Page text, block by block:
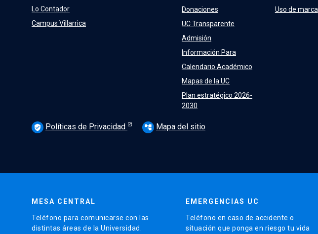
Lo Contador
Campus Villarrica
Donaciones
UC Transparente
Admisión
Información Para
Calendario Académico
Mapas de la UC
Plan estratégico 2026-
2030
Uso de marca
verified_user Políticas de Privacidad account_tree Mapa del sitio
MESA CENTRAL
Teléfono para comunicarse con las
distintas áreas de la Universidad.
EMERGENCIAS UC
Teléfono en caso de accidente o
situación que ponga en riesgo tu vida